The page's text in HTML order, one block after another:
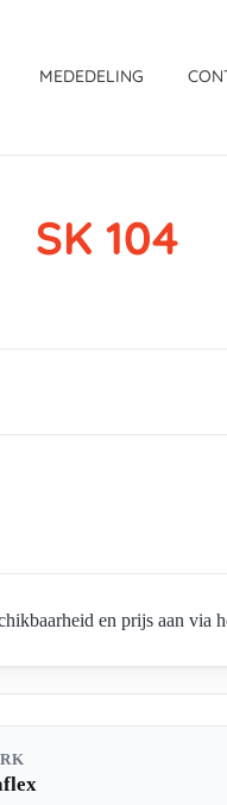
MEDEDELING
SK 104
en prijs aan via